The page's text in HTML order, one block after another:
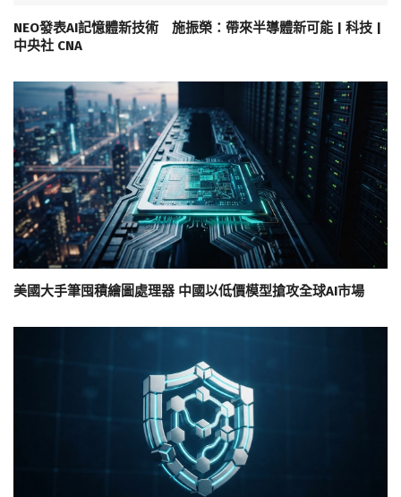
NEO發表AI記憶體新技術 施振榮：帶來半導體新可能 | 科技 |
中央社 CNA
美國大手筆囤積繪圖處理器 中國以低價模型搶攻全球AI市場